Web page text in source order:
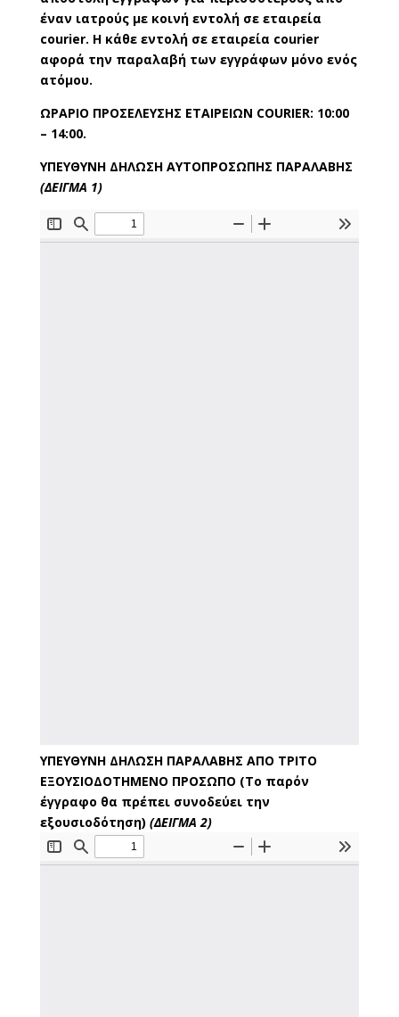
έναν ιατρούς με κοινή εντολή σε εταιρεία
courier. Η κάθε εντολή σε εταιρεία courier
αφορά την παραλαβή των εγγράφων μόνο ενός
ατόμου.
ΩΡΑΡΙΟ ΠΡΟΣΕΛΕΥΣΗΣ ΕΤΑΙΡΕΙΩΝ COURIER: 10:00
– 14:00.
ΥΠΕΥΘΥΝΗ ΔΗΛΩΣΗ ΑΥΤΟΠΡΟΣΩΠΗΣ ΠΑΡΑΛΑΒΗΣ
(ΔΕΙΓΜΑ 1)
ΥΠΕΥΘΥΝΗ ΔΗΛΩΣΗ ΠΑΡΑΛΑΒΗΣ ΑΠΟ ΤΡΙΤΟ
ΕΞΟΥΣΙΟΔΟΤΗΜΕΝΟ ΠΡΟΣΩΠΟ (Το παρόν
έγγραφο θα πρέπει συνοδεύει την
εξουσιοδότηση) (ΔΕΙΓΜΑ 2)